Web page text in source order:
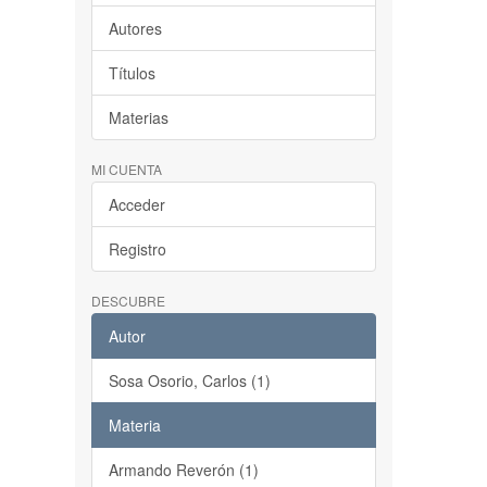
Autores
Títulos
Materias
MI CUENTA
Acceder
Registro
DESCUBRE
Autor
Sosa Osorio, Carlos (1)
Materia
Armando Reverón (1)